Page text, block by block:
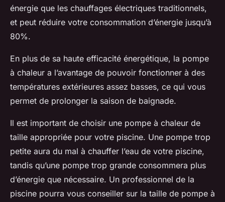
énergie que les chauffages électriques traditionnels,
et peut réduire votre consommation d’énergie jusqu’à
80%.
En plus de sa haute efficacité énergétique, la pompe
à chaleur a l’avantage de pouvoir fonctionner à des
températures extérieures assez basses, ce qui vous
permet de prolonger la saison de baignade.
Il est important de choisir une pompe à chaleur de
taille appropriée pour votre piscine. Une pompe trop
petite aura du mal à chauffer l’eau de votre piscine,
tandis qu’une pompe trop grande consommera plus
d’énergie que nécessaire. Un professionnel de la
piscine pourra vous conseiller sur la taille de pompe à